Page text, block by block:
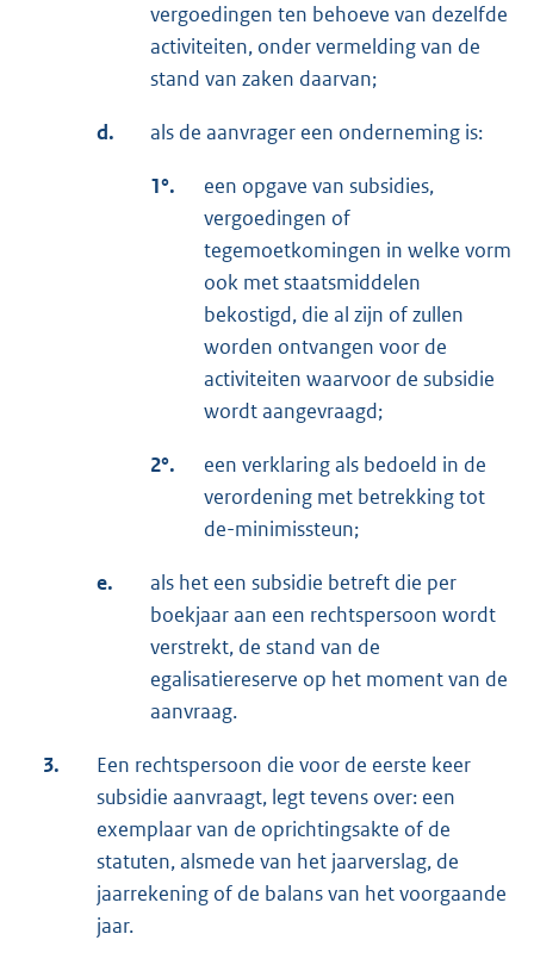
vergoedingen ten behoeve van dezelfde
activiteiten, onder vermelding van de
stand van zaken daarvan;
d. als de aanvrager een onderneming is:
1°.
een opgave van subsidies,
vergoedingen of
tegemoetkomingen in welke vorm
ook met staatsmiddelen
bekostigd, die al zijn of zullen
worden ontvangen voor de
activiteiten waarvoor de subsidie
wordt aangevraagd;
2°.
een verklaring als bedoeld in de
verordening met betrekking tot
de-minimissteun;
e.
als het een subsidie betreft die per
boekjaar aan een rechtspersoon wordt
verstrekt, de stand van de
egalisatiereserve op het moment van de
aanvraag.
3.
Een rechtspersoon die voor de eerste keer
subsidie aanvraagt, legt tevens over: een
exemplaar van de oprichtingsakte of de
statuten, alsmede van het jaarverslag, de
jaarrekening of de balans van het voorgaande
jaar.